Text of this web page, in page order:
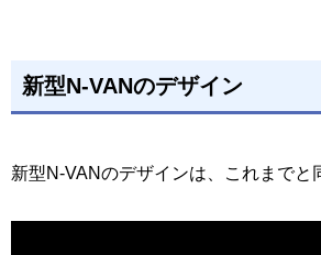
新型N-VANのデザイン
新型N-VANのデザインは、これまでと